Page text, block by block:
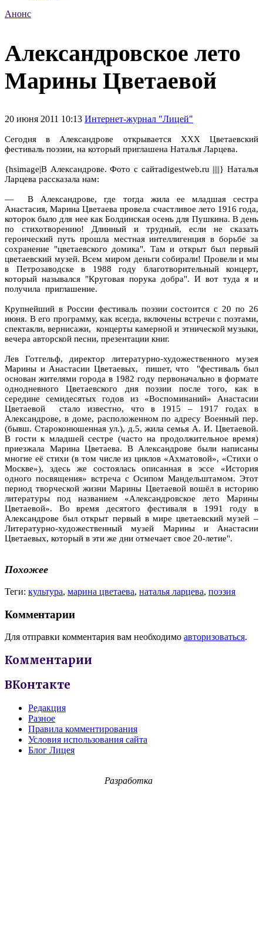
Анонс
Александровское лето
Марины Цветаевой
20 июня 2011 10:13 Интернет-журнал "Лицей"
Сегодня в Александрове открывается XXX Цветаевский
фестиваль поэзии, на который приглашена Наталья Ларцева.
{hsimage|В Александрове. Фото с сайтаdigestweb.ru ||||} Наталья
Ларцева рассказала нам:
— В Александрове, где тогда жила ее младшая сестра
Анастасия, Марина Цветаева провела счастливое лето 1916 года,
которок было для нее как Болдинская осень для Пушкина. В день
по стихотворению! Длинный и трудный, если не сказать
героический путь прошла местная интеллигенция в борьбе за
сохранение "цветаевского домика". Там и открыт был первый
цветаевский музей. Всем миром деньги собирали! Провели и мы
в Петрозаводске в 1988 году благотворительный концерт,
который назывался "Круговая порука добра". И вот туда я и
получила приглашение.
Крупнейший в России фестиваль поэзии состоится с 20 по 26
июня. В его программу, как всегда, включены встречи с поэтами,
спектакли, вернисажи, концерты камерной и этнической музыки,
вечера авторской песни, презентации книг.
Лев Готгельф, директор литературно-художественного музея
Марины и Анастасии Цветаевых, пишет, что "фестиваль был
основан жителями города в 1982 году первоначально в формате
однодневного Цветаевского дня поэзии после того, как в
середине семидесятых годов из «Воспоминаний» Анастасии
Цветаевой стало известно, что в 1915 – 1917 годах в
Александрове, в доме, расположенном по адресу Военный пер.
(бывш. Староконюшенная ул.), д.5, жила семья А. И. Цветаевой.
В гости к младшей сестре (часто на продолжительное время)
приезжала Марина Цветаева. В Александрове были написаны
многие её стихи (в том числе из циклов «Ахматовой», «Стихи о
Москве»), здесь же состоялась описанная в эссе «История
одного посвящения» встреча с Осипом Мандельштамом. Этот
период творческой жизни Марины Цветаевой вошёл в историю
литературы под названием «Александровское лето Марины
Цветаевой». Во время десятого фестиваля в 1991 году в
Александрове был открыт первый в мире цветаевский музей –
Литературно-художественный музей Марины и Анастасии
Цветаевых, который в эти же дни отмечает свое 20-летие".
Похожее
Теги: культура, марина цветаева, наталья ларцева, поэзия
Комментарии
Для отправки комментария вам необходимо авторизоваться.
Комментарии
ВКонтакте
Редакция
Разное
Правила комментирования
Условия использования сайта
Блог Лицея
Разработка